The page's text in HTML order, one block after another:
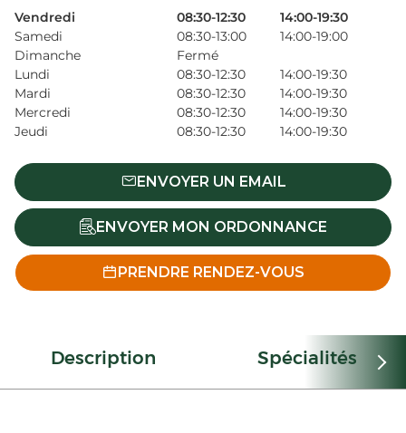
Vendredi
08:30-12:30
14:00-19:30
Samedi
08:30-13:00
14:00-19:00
Dimanche
Fermé
Lundi
08:30-12:30
14:00-19:30
Mardi
08:30-12:30
14:00-19:30
Mercredi
08:30-12:30
14:00-19:30
Jeudi
08:30-12:30 14:00-19:30
ENVOYER UN EMAIL
ENVOYER MON ORDONNANCE
PRENDRE RENDEZ-VOUS
Description Spécialités